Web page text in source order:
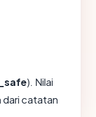
). Nilai
dari catatan